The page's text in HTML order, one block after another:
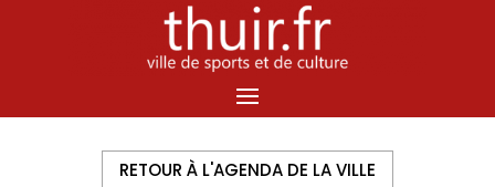
RETOUR À L'AGENDA DE LA VILLE
Panneau de gestion des cookies